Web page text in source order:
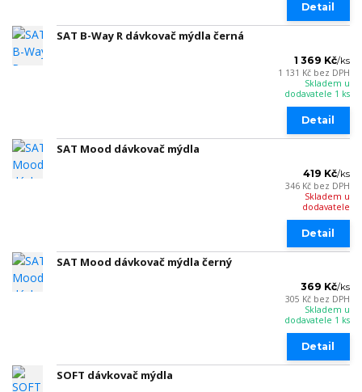
Detail
SAT B-Way R dávkovač mýdla černá
1 369 Kč/ks
1 131 Kč bez DPH
Skladem u
dodavatele 1 ks
Detail
SAT Mood dávkovač mýdla
419 Kč/ks
346 Kč bez DPH
Skladem u
dodavatele
Detail
SAT Mood dávkovač mýdla černý
369 Kč/ks
305 Kč bez DPH
Skladem u
dodavatele 1 ks
Detail
SOFT dávkovač mýdla